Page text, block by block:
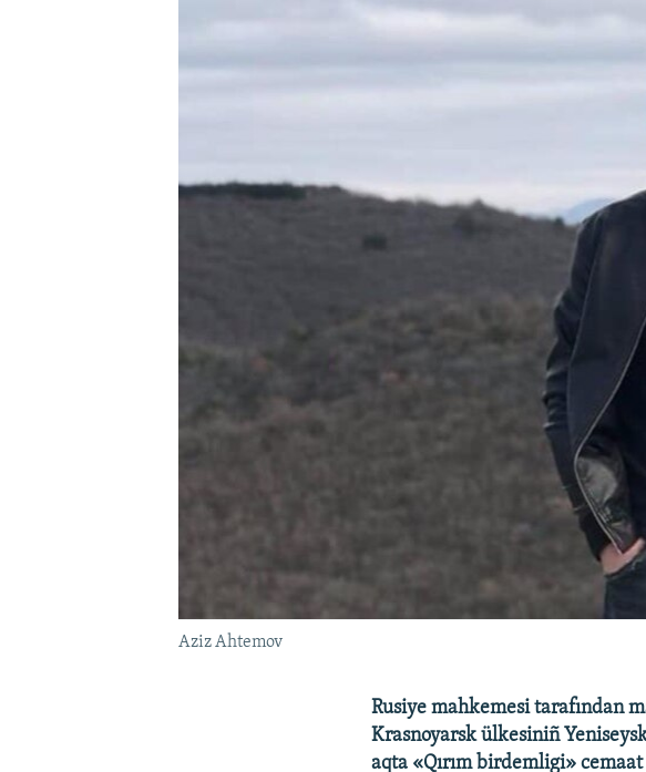
Aziz Ahtemov
Rusiye mahkemesi tarafından
Krasnoyarsk ülkesiniñ
aqta «Qırım birdemligi»